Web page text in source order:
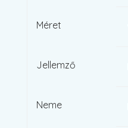
Méret
Jellemző
Neme